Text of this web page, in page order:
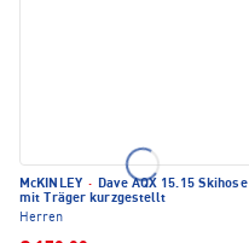
McKINLEY · Dave AQX 15.15 Skihose
mit Träger kurzgestellt
Herren